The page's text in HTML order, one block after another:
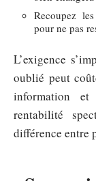
Recoupez
pour ne pas
L’exigence
oublié peut
information
rentabilité
différence entre